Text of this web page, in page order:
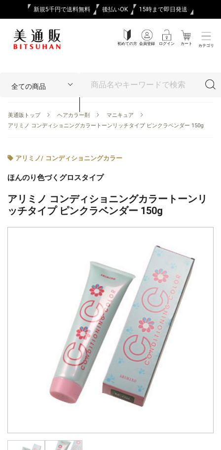
新規5千円で送料無料 後払いOK 15時まで即日発送
初めての方 会員登録 ログイン カート カテゴリ
美通販トップ ヘアカラー剤
マニキュア
アリミノ コンディショニングカラートーンリッチタイプ ピンクラベンダー 150g
アリミノ/ コンディショニングカラー
ほんのり色づくグロスタイプ
アリミノ コンディショニングカラートーンリ
ッチタイプ ピンクラベンダー 150g